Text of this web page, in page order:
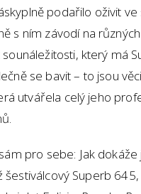
podařilo oživit ve
s ním závodí na
který má
se bavit – to jsou
utvářela celý jeho
pro sebe: Jak
šestiválcový Superb